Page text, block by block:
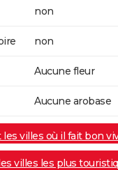
non
non
Aucune fleur
Aucune arobase
villes où il fait bon
villes les plus